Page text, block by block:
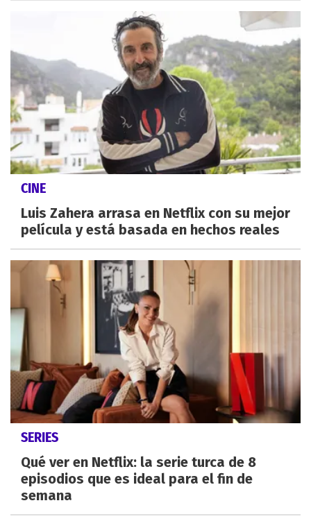
CINE
Luis Zahera arrasa en Netflix con su mejor
película y está basada en hechos reales
SERIES
Qué ver en Netflix: la serie turca de 8
episodios que es ideal para el fin de
semana